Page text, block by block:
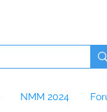
NMM 2024